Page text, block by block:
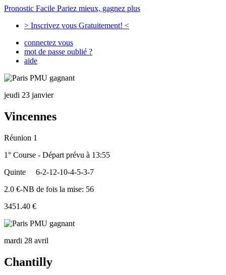
Pronostic Facile Pariez mieux, gagnez plus
> Inscrivez vous Gratuitement! <
connectez vous
mot de passe oublié ?
aide
jeudi 23 janvier
Vincennes
Réunion 1
1° Course - Départ prévu à 13:55
Quinte
6-2-12-10-4-5-3-7
2.0 €-NB de fois la mise: 56
3451.40 €
mardi 28 avril
Chantilly